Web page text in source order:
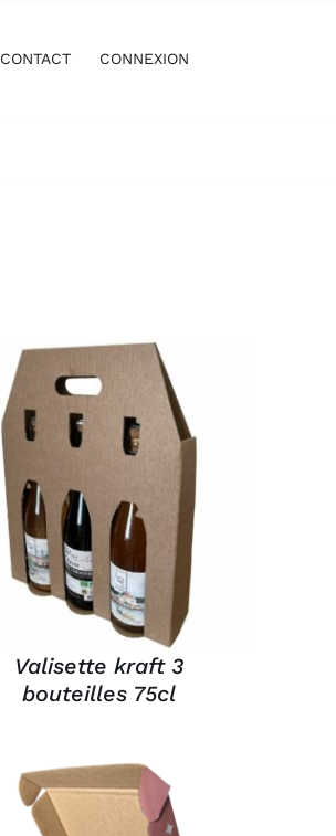
CONTACT CONNEXION
APERÇU
Valisette kraft 3
bouteilles 75cl